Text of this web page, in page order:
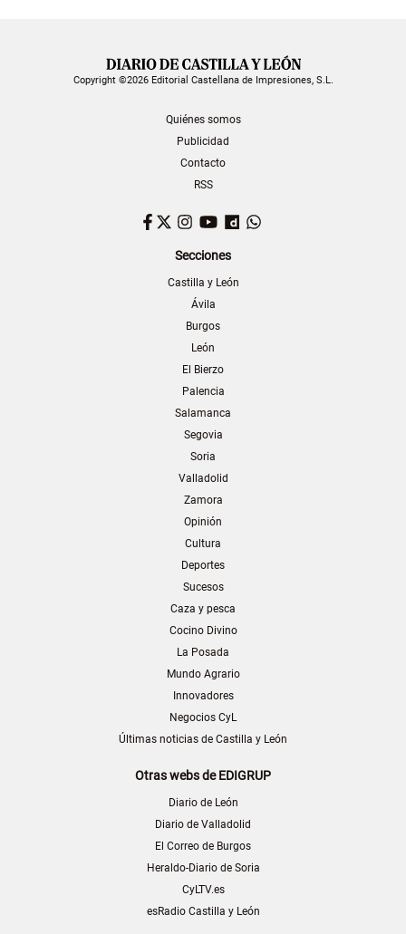
Copyright ©2026 Editorial Castellana de Impresiones, S.L.
Quiénes somos
Publicidad
Contacto
RSS
Facebook
TwitterInstagram
YouTubeDailymotion
Secciones
Castilla y León
Ávila
Burgos
León
El Bierzo
Palencia
Salamanca
Segovia
Soria
Valladolid
Zamora
Opinión
Cultura
Deportes
Sucesos
Caza y pesca
Cocino Divino
La Posada
Mundo Agrario
Innovadores
Negocios CyL
Últimas noticias de Castilla y León
Otras webs de EDIGRUP
Diario de León
Diario de Valladolid
El Correo de Burgos
Heraldo-Diario de Soria
CyLTV.es
esRadio Castilla y León